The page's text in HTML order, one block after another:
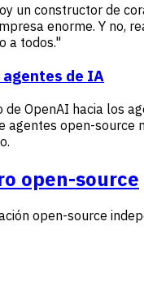
un constructor de
enorme. Y no,
a todos."
de IA
OpenAI hacia los
open-source
open-source
open-source